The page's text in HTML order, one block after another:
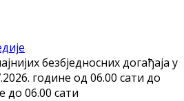
безбједносних догађаја у
године од 06.00 сати до
до 06.00 сати